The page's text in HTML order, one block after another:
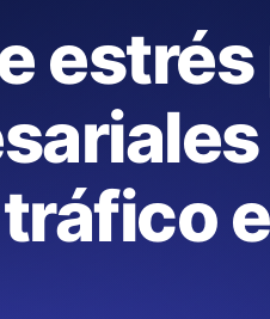
de IA.
escribimos los scripts JMeter o k6,
el informe.
Leer
tráfico